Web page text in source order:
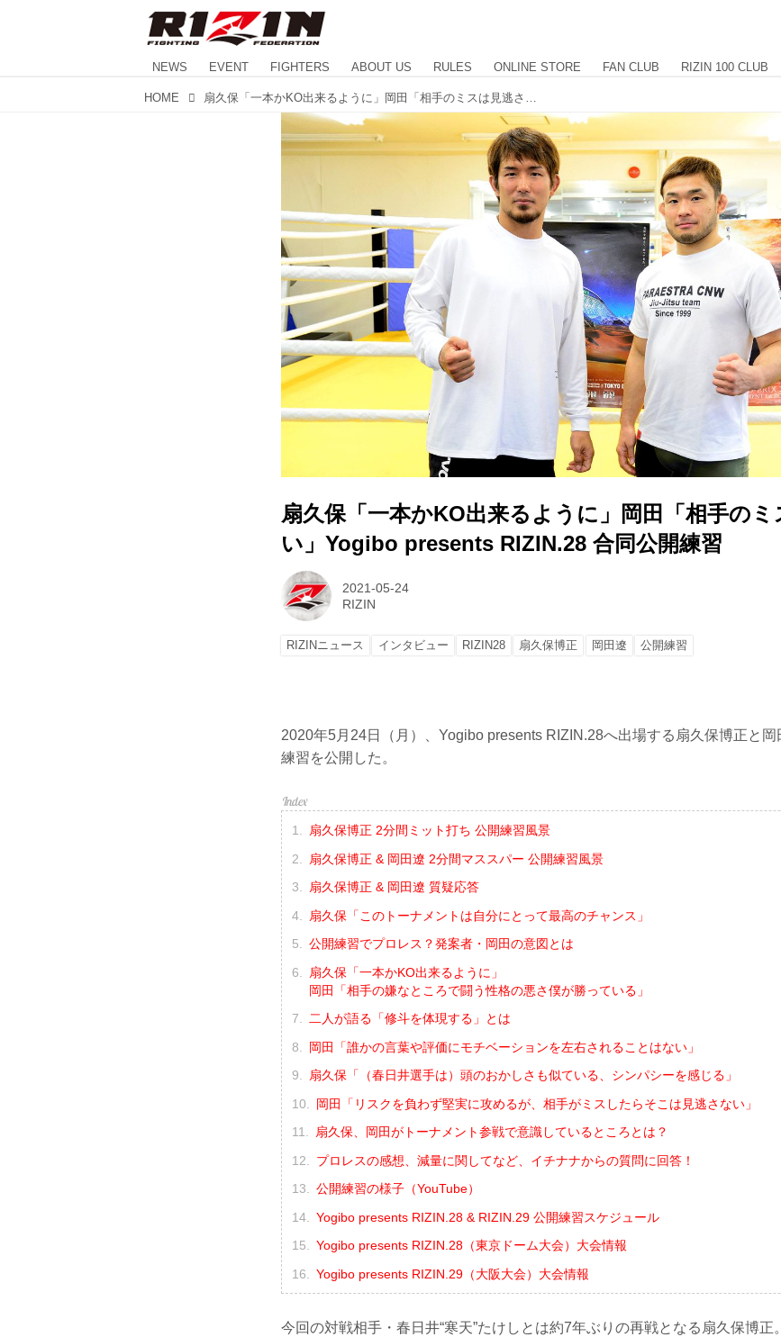
NEWS EVENT FIGHTERS ABOUT US RULES ONLINE STORE FAN CLUB RIZIN 100 CLUB
HOME
扇久保「一本かKO出来るように」岡田「相手の
い」Yogibo presents RIZIN.28 合同公開練習
2021-05-24
RIZIN
RIZINニュース インタビュー RIZIN28 扇久保博正 岡田遼 公開練習
2020年5月24日（月）、Yogibo presents RIZIN.28へ出場する扇久保博正と岡
練習を公開した。
扇久保博正 2分間ミット打ち 公開練習風景
扇久保博正 & 岡田遼 2分間マススパー 公開練習風景
扇久保博正 & 岡田遼 質疑応答
扇久保「このトーナメントは自分にとって最高のチャンス」
公開練習でプロレス？発案者・岡田の意図とは
扇久保「一本かKO出来るように」
岡田「相手の嫌なところで闘う性格の悪さ僕が勝っている」
二人が語る「修斗を体現する」とは
岡田「誰かの言葉や評価にモチベーションを左右されることはない」
扇久保「（春日井選手は）頭のおかしさも似ている、シンパシーを感じる」
岡田「リスクを負わず堅実に攻めるが、相手がミスしたらそこは見逃さない」
扇久保、岡田がトーナメント参戦で意識しているところとは？
プロレスの感想、減量に関してなど、イチナナからの質問に回答！
公開練習の様子（YouTube）
Yogibo presents RIZIN.28 & RIZIN.29 公開練習スケジュール
Yogibo presents RIZIN.28（東京ドーム大会）大会情報
Yogibo presents RIZIN.29（大阪大会）大会情報
今回の対戦相手・春日井“寒天”たけしとは約7年ぶりの再戦となる扇久保博正